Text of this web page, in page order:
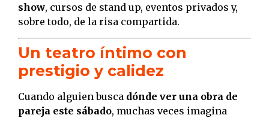
show, cursos de stand up, eventos privados y,
sobre todo, de la risa compartida.
Un teatro íntimo con
prestigio y calidez
Cuando alguien busca dónde ver una obra de
pareja este sábado, muchas veces imagina